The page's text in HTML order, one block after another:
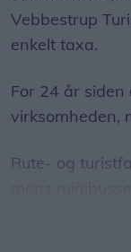
I grelle tilfælde
fængsel og
ikke bidrage
Vebbestrup
enkelt taxa.
For 24 år siden
virksomheden,
Rute- og
ikke eksistere